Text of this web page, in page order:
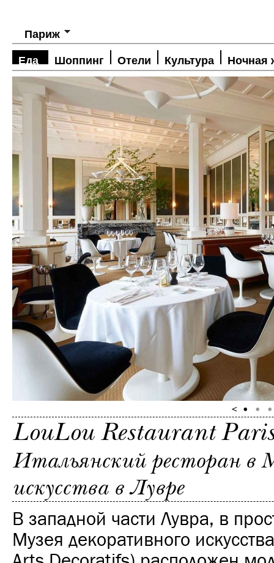
Париж
Еда Шоппинг Отели Культура Ночная
LouLou Restaurant
Итальянский ресторан в
искусства в Лувре
В западной части Лувра, в
Музея декоративного